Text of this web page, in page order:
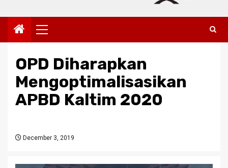
Primary
Menu
OPD Diharapkan
Mengoptimalisasikan
APBD Kaltim 2020
December 3, 2019